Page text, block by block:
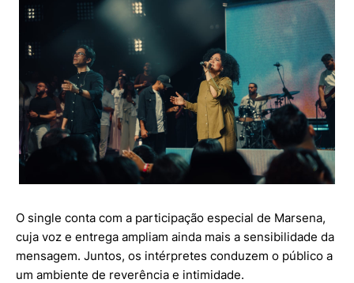
O single conta com a participação especial de Marsena,
cuja voz e entrega ampliam ainda mais a sensibilidade da
mensagem. Juntos, os intérpretes conduzem o público a
um ambiente de reverência e intimidade.